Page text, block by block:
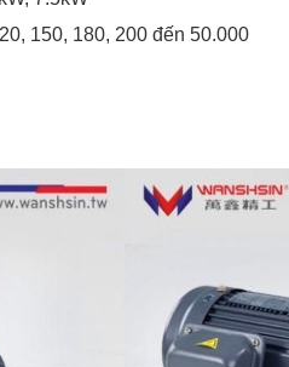
150, 180, 200 đến 50.000